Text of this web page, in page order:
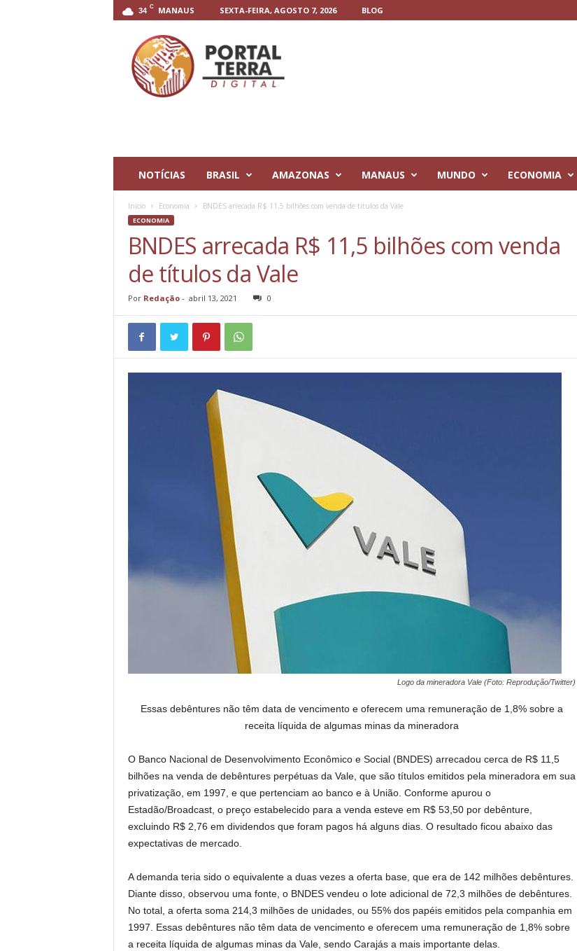
34 C MANAUS SEXTA-FEIRA, AGOSTO 7, 2026 BLOG
NOTÍCIAS BRASIL AMAZONAS MANAUS MUNDO ECONOMIA
Início Economia BNDES arrecada R$ 11,5 bilhões com venda de títulos da Vale
ECONOMIA
BNDES arrecada R$ 11,5 bilhões com venda
de títulos da Vale
Por Redação- abril 13, 2021 0
Logo da mineradora Vale (Foto: Reprodução/Twitter)
Essas debêntures não têm data de vencimento e oferecem uma remuneração de 1,8% sobre a
receita líquida de algumas minas da mineradora
O Banco Nacional de Desenvolvimento Econômico e Social (BNDES) arrecadou cerca de R$ 11,5
bilhões na venda de debêntures perpétuas da Vale, que são títulos emitidos pela mineradora em sua
privatização, em 1997, e que pertenciam ao banco e à União. Conforme apurou o
Estadão/Broadcast, o preço estabelecido para a venda esteve em R$ 53,50 por debênture,
excluindo R$ 2,76 em dividendos que foram pagos há alguns dias. O resultado ficou abaixo das
expectativas de mercado.
A demanda teria sido o equivalente a duas vezes a oferta base, que era de 142 milhões debêntures.
Diante disso, observou uma fonte, o BNDES vendeu o lote adicional de 72,3 milhões de debêntures.
No total, a oferta soma 214,3 milhões de unidades, ou 55% dos papéis emitidos pela companhia em
1997. Essas debêntures não têm data de vencimento e oferecem uma remuneração de 1,8% sobre
a receita líquida de algumas minas da Vale, sendo Carajás a mais importante delas.